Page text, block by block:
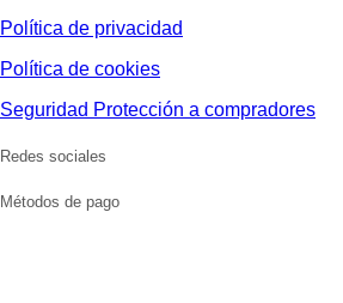
Política de privacidad
Política de cookies
Seguridad Protección a compradores
Redes sociales
Métodos de pago